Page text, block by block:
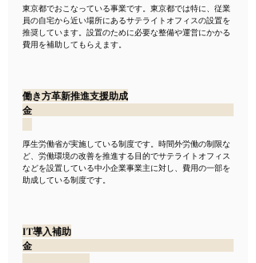
東京都でおこなっている事業です。東京都では特に、従業
員の自宅から近い場所にあるサテライトオフィスの設置を
推奨しています。設置のために必要な整備や運営にかかる
費用を補助してもらえます。
働き方革新推進支援助成
金
厚生労働省が実施している制度です。時間外労働の制限な
ど、労働環境の改善を推進する目的でサテライトオフィス
などを設置している中小企業事業主に対し、費用の一部を
助成している制度です。
IT導入補助
金